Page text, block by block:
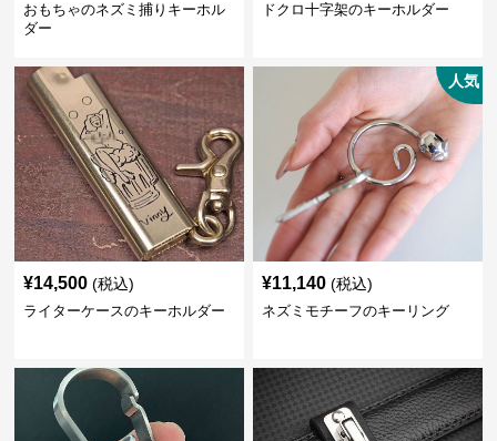
おもちゃのネズミ捕りキーホル
ダー
ドクロ十字架のキーホルダー
¥14,500 (税込)
ライターケースのキーホルダー
人気
¥11,140 (税込)
ネズミモチーフのキーリング